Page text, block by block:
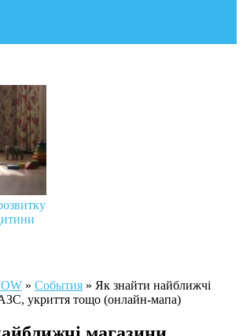
» События » Як знайти найближчі
укриття тощо (онлайн-мапа)